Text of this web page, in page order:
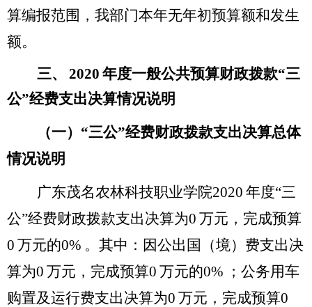
算编报范围，我部门本年无年初预算额和发生
额。
三、
2020 年度一般公共预算财政拨款“三
公”经费支出决算情况说明
（一）“三公”经费财政拨款支出决算总体
情况说明
广东茂名农林科技职业学院2020 年度“三
公”经费财政拨款支出决算为0 万元，完成预算
0 万元的0% 。其中：因公出国（境）费支出决
算为0 万元，完成预算0 万元的0% ；公务用车
购置及运行费支出决算为0 万元，完成预算0